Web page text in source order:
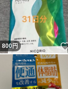
800 円